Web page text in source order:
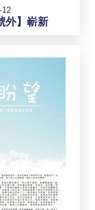
12
外】嶄新